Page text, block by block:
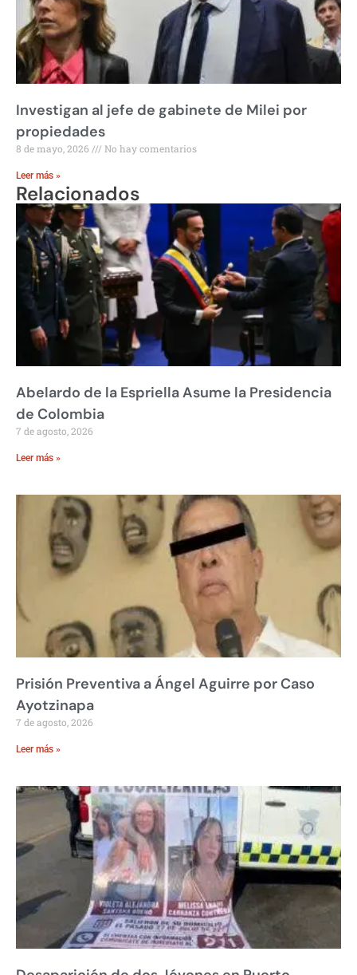
Investigan al jefe de gabinete de Milei por
propiedades
8 de mayo, 2026 No hay comentarios
Leer más »
Relacionados
Abelardo de la Espriella Asume la Presidencia
de Colombia
7 de agosto, 2026
Leer más »
Prisión Preventiva a Ángel Aguirre por Caso
Ayotzinapa
7 de agosto, 2026
Leer más »